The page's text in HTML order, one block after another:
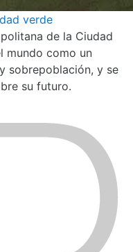
verde
de la Ciudad
mundo como un
sobrepoblación, y se
su futuro.